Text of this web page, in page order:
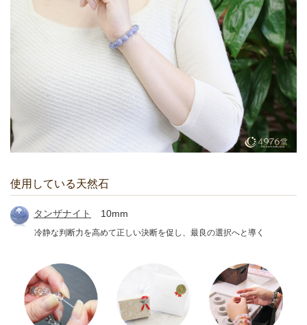
使用している天然石
タンザナイト 10mm
冷静な判断力を高めて正しい決断を促し、最良の選択へと導く